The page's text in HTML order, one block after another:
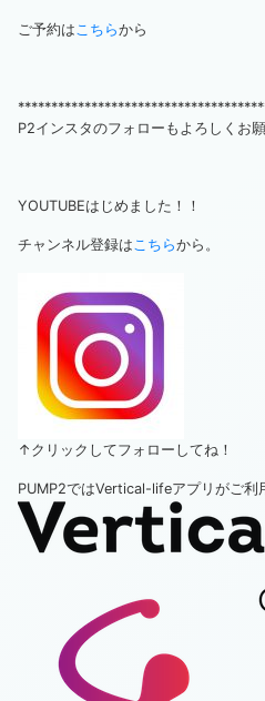
ご予約は こちらから
P2インスタのフォローもよろしくお
YOUTUBEはじめました！！
チャンネル登録は こちらから。
↑クリックしてフォローしてね！
PUMP2ではVertical-lifeアプリがご利